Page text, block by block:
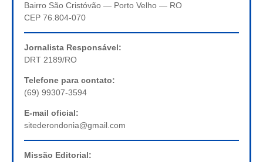
Bairro São Cristóvão — Porto Velho — RO
CEP 76.804-070
Jornalista Responsável:
DRT 2189/RO
Telefone para contato:
(69) 99307-3594
E-mail oficial:
sitederondonia@gmail.com
Missão Editorial: